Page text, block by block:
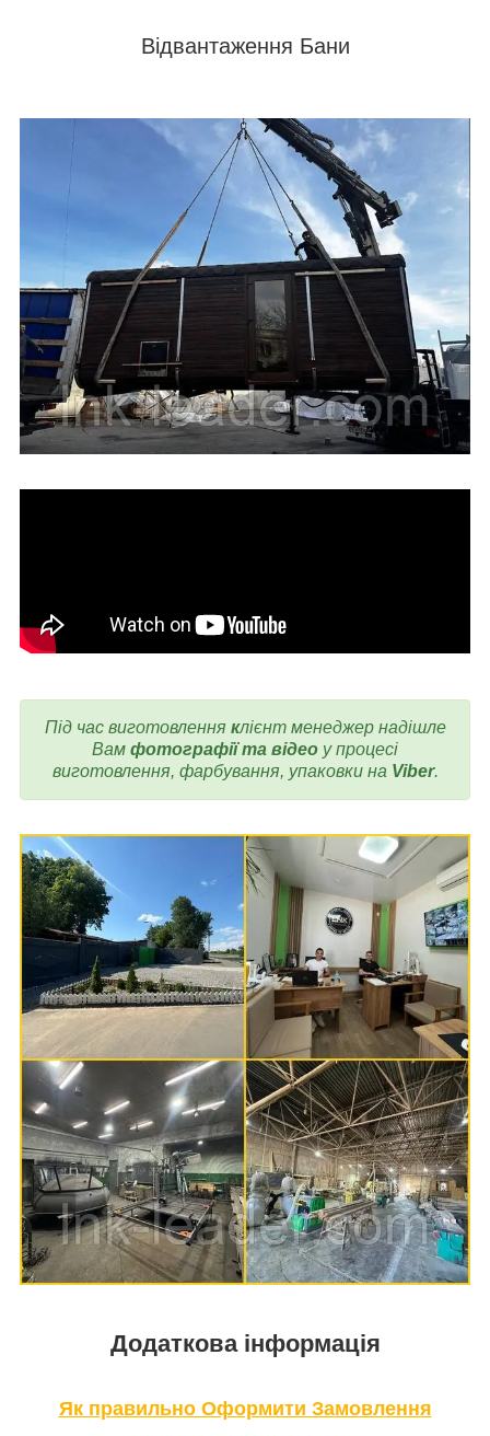
Відвантаження Бани
Під час виготовленняклієнт менеджер надішле
Вам фотографії та відео у процесі
виготовлення, фарбування, упаковки на Viber.
Додаткова інформація
Як правильно Оформити Замовлення